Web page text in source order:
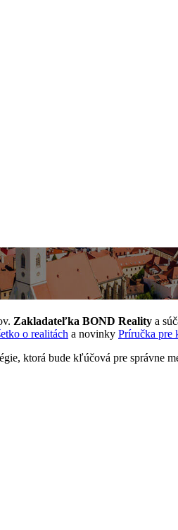
Zakladateľka BOND Reality a
o realitách a novinky Príručka pre
ktorá bude kľúčová pre správne